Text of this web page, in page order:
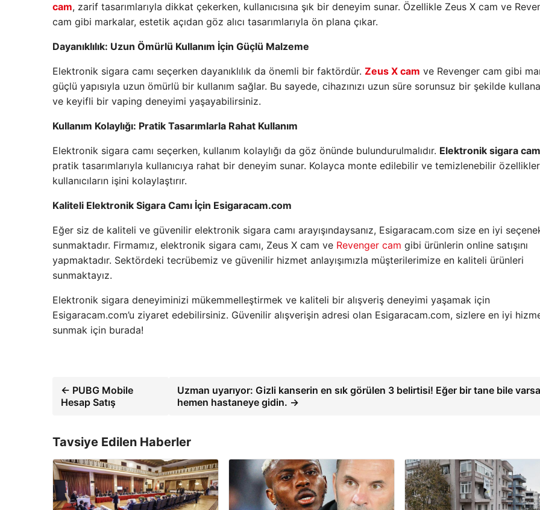
cam, zarif tasarımlarıyla dikkat çekerken, kullanıcısına şık bir deneyim sunar. Özellikle Zeus X cam ve
cam gibi markalar, estetik açıdan göz alıcı tasarımlarıyla ön plana çıkar.
Dayanıklılık: Uzun Ömürlü Kullanım İçin Güçlü Malzeme
Elektronik sigara camı seçerken dayanıklılık da önemli bir faktördür. Zeus X cam ve Revenger cam gibi
güçlü yapısıyla uzun ömürlü bir kullanım sağlar. Bu sayede, cihazınızı uzun süre sorunsuz bir şekilde
ve keyifli bir vaping deneyimi yaşayabilirsiniz.
Kullanım Kolaylığı: Pratik Tasarımlarla Rahat Kullanım
Elektronik sigara camı seçerken, kullanım kolaylığı da göz önünde bulundurulmalıdır. Elektronik sigara
pratik tasarımlarıyla kullanıcıya rahat bir deneyim sunar. Kolayca monte edilebilir ve temizlenebilir
kullanıcıların işini kolaylaştırır.
Kaliteli Elektronik Sigara Camı İçin Esigaracam.com
Eğer siz de kaliteli ve güvenilir elektronik sigara camı arayışındaysanız, Esigaracam.com size en iyi
sunmaktadır. Firmamız, elektronik sigara camı, Zeus X cam ve Revenger cam gibi ürünlerin online satışını
yapmaktadır. Sektördeki tecrübemiz ve güvenilir hizmet anlayışımızla müşterilerimize en kaliteli ürünleri
sunmaktayız.
Elektronik sigara deneyiminizi mükemmelleştirmek ve kaliteli bir alışveriş deneyimi yaşamak için
Esigaracam.com’u ziyaret edebilirsiniz. Güvenilir alışverişin adresi olan Esigaracam.com, sizlere en iyi
sunmak için burada!
← PUBG Mobile
Hesap Satış
Uzman uyarıyor: Gizli kanserin en sık görülen 3 belirtisi! Eğer bir tane bile varsa
hemen hastaneye gidin. →
Tavsiye Edilen Haberler